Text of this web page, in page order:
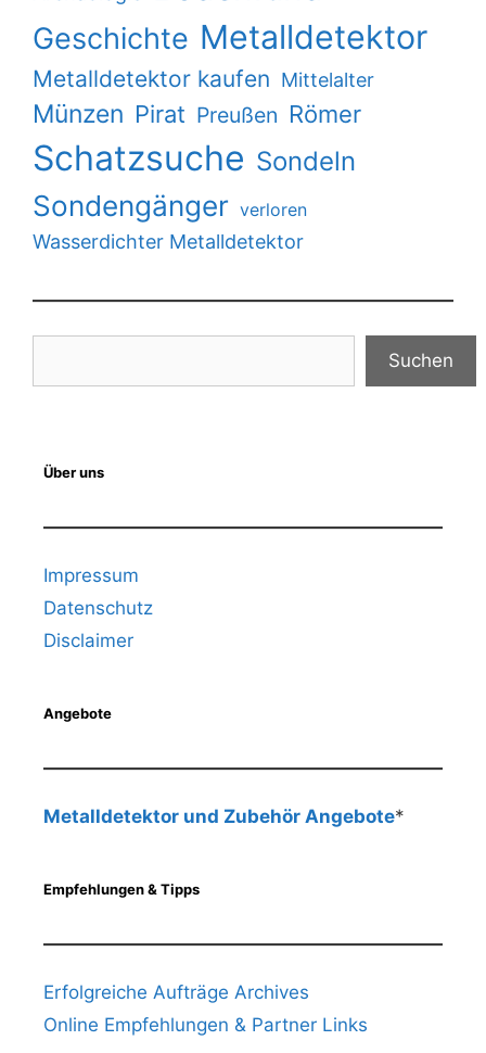
Geschichte Metalldetektor
Metalldetektor kaufen Mittelalter
Münzen Pirat Preußen Römer
Schatzsuche Sondeln
Sondengänger verloren
Wasserdichter Metalldetektor
Suchen
Über uns
Impressum
Datenschutz
Disclaimer
Angebote
Metalldetektor und Zubehör Angebote*
Empfehlungen & Tipps
Erfolgreiche Aufträge Archives
Online Empfehlungen & Partner Links